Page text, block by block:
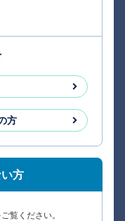
方
方
覧ください。